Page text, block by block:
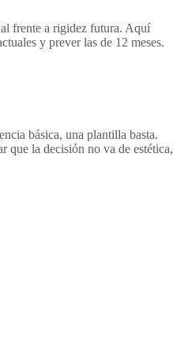
frente a rigidez futura. Aquí
y prever las de 12 meses.
básica, una plantilla basta.
que la decisión no va de estética,